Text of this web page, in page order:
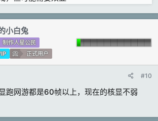
小白兔
制作人星公民
正式用户
#10
跑网游都是60帧以上，现在的核显不弱